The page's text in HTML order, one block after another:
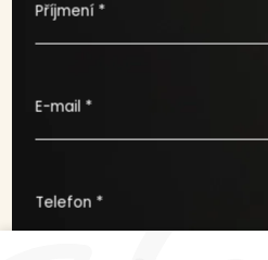
Příjmení *
E-mail *
Telefon *